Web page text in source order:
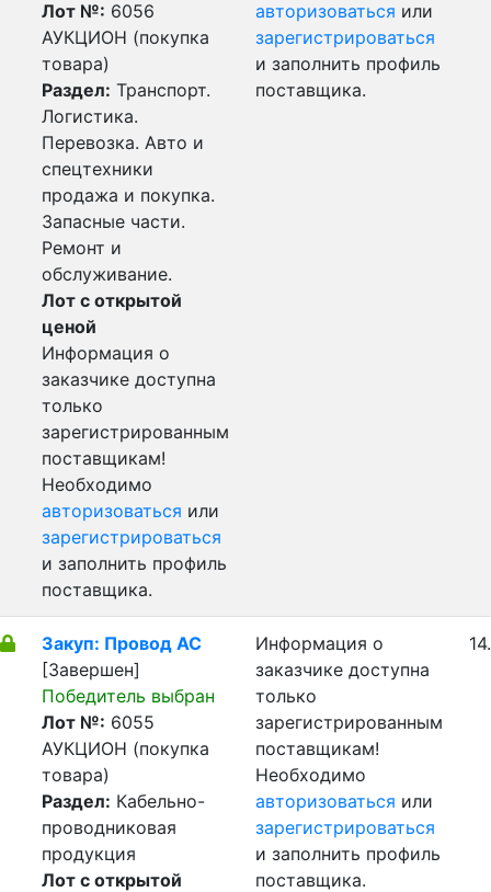
Лот №: 6056
АУКЦИОН (покупка
товара)
Раздел: Транспорт.
Логистика.
Перевозка. Авто и
спецтехники
продажа и покупка.
Запасные части.
Ремонт и
обслуживание.
Лот с открытой
ценой
Информация о
заказчике доступна
только
зарегистрированным
поставщикам!
Необходимо
авторизоваться или
зарегистрироваться
и заполнить профиль
поставщика.
авторизоваться или
зарегистрироваться
и заполнить профиль
поставщика.
Закуп: Провод АС
[Завершен]
Победитель выбран
Лот №: 6055
АУКЦИОН (покупка
товара)
Раздел: Кабельно-
проводниковая
продукция
Лот с открытой
Информация о
заказчике доступна
только
зарегистрированным
поставщикам!
Необходимо
авторизоваться или
зарегистрироваться
и заполнить профиль
поставщика.